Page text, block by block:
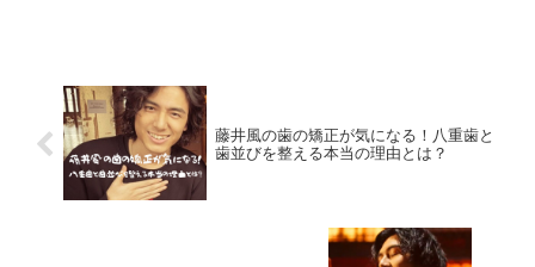
藤井風の歯の矯正が気になる！八重歯と
歯並びを整える本当の理由とは？